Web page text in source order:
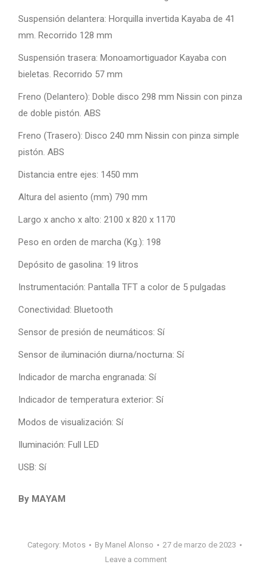
Suspensión delantera: Horquilla invertida Kayaba de 41
mm. Recorrido 128 mm
Suspensión trasera: Monoamortiguador Kayaba con
bieletas. Recorrido 57 mm
Freno (Delantero): Doble disco 298 mm Nissin con pinza
de doble pistón. ABS
Freno (Trasero): Disco 240 mm Nissin con pinza simple
pistón. ABS
Distancia entre ejes: 1450 mm
Altura del asiento (mm) 790 mm
Largo x ancho x alto: 2100 x 820 x 1170
Peso en orden de marcha (Kg.): 198
Depósito de gasolina: 19 litros
Instrumentación: Pantalla TFT a color de 5 pulgadas
Conectividad: Bluetooth
Sensor de presión de neumáticos: Sí
Sensor de iluminación diurna/nocturna: Sí
Indicador de marcha engranada: Sí
Indicador de temperatura exterior: Sí
Modos de visualización: Sí
Iluminación: Full LED
USB: Sí
By MAYAM
Category: Motos By Manel Alonso
27 de marzo de 2023
Leave a comment